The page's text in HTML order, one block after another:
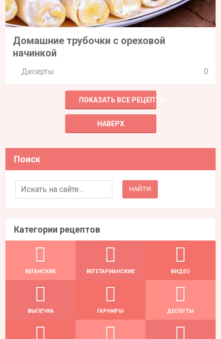
Домашние трубочки с ореховой
начинкой
Десерты 0
ПОКАЗАТЬ ВСЕ РЕЦЕПТЫ
НАВЕРХ
Поиск
Search for:
Категории рецептов
ВЕГАНСКИЕ ВЕГЕТАРИАНСКИЕ ВИДЕО
ВЫПЕЧКА ГАРНИРЫ ДЕСЕРТЫ